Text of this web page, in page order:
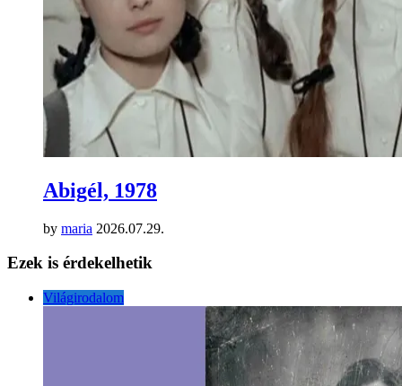
Abigél, 1978
by maria 2026.07.29.
Ezek is érdekelhetik
Világirodalom